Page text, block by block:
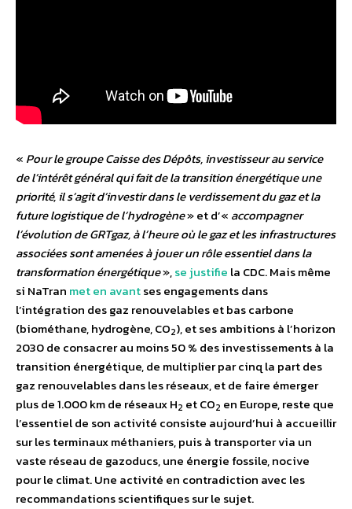
« Pour le groupe Caisse des Dépôts, investisseur au service
de l’intérêt général qui fait de la transition énergétique une
priorité, il s’agit d’investir dans le verdissement du gaz et la
future logistique de l’hydrogène» et d’« accompagner
l’évolution de GRTgaz, à l’heure où le gaz et les infrastructures
associées sont amenées à jouer un rôle essentiel dans la
transformation énergétique»,se justifie la CDC. Mais même
si NaTran met en avantses engagements dans
l’intégration des gaz renouvelables et bas carbone
(biométhane, hydrogène, CO2), et ses ambitions à l’horizon
2030 de consacrer au moins 50 % des investissements à la
transition énergétique, de multiplier par cinq la part des
gaz renouvelables dans les réseaux, et de faire émerger
plus de 1.000 km de réseaux H2 et CO2 en Europe, reste que
l’essentiel de son activité consiste aujourd’hui à accueillir
sur les terminaux méthaniers, puis à transporter via un
vaste réseau de gazoducs, une énergie fossile, nocive
pour le climat. Une activité en contradiction avec les
recommandations scientifiques sur le sujet.